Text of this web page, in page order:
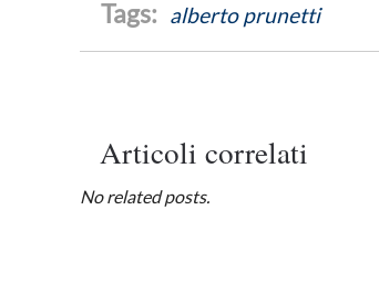
alberto prunetti
Articoli correlati
No related posts.